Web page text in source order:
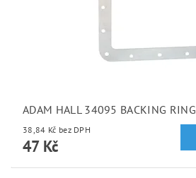
ADAM HALL 34095 BACKING RING
38,84 Kč bez DPH
47 Kč